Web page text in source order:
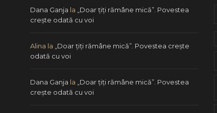
Dana Ganja la
„Doar ţiţi rămâne mică”. Povestea
creşte odată cu voi
Alina la
„Doar ţiţi rămâne mică”. Povestea creşte
odată cu voi
Dana Ganja la
„Doar ţiţi rămâne mică”. Povestea
creşte odată cu voi